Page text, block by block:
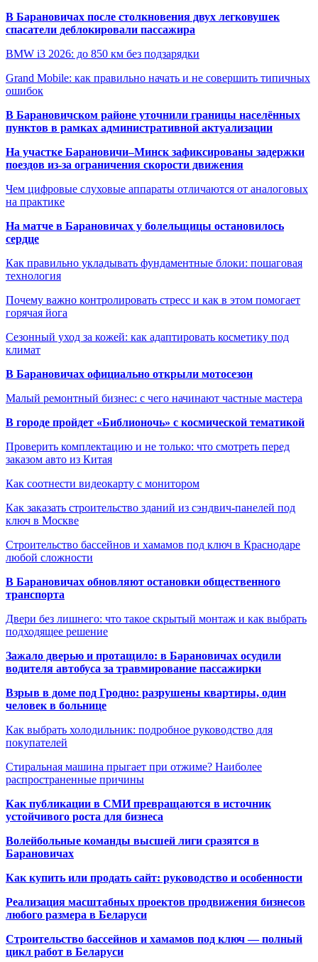
В Барановичах после столкновения двух легковушек
спасатели деблокировали пассажира
BMW i3 2026: до 850 км без подзарядки
Grand Mobile: как правильно начать и не совершить типичных
ошибок
В Барановичском районе уточнили границы населённых
пунктов в рамках административной актуализации
На участке Барановичи–Минск зафиксированы задержки
поездов из-за ограничения скорости движения
Чем цифровые слуховые аппараты отличаются от аналоговых
на практике
На матче в Барановичах у болельщицы остановилось
сердце
Как правильно укладывать фундаментные блоки: пошаговая
технология
Почему важно контролировать стресс и как в этом помогает
горячая йога
Сезонный уход за кожей: как адаптировать косметику под
климат
В Барановичах официально открыли мотосезон
Малый ремонтный бизнес: с чего начинают частные мастера
В городе пройдет «Библионочь» с космической тематикой
Проверить комплектацию и не только: что смотреть перед
заказом авто из Китая
Как соотнести видеокарту с монитором
Как заказать строительство зданий из сэндвич-панелей под
ключ в Москве
Строительство бассейнов и хамамов под ключ в Краснодаре
любой сложности
В Барановичах обновляют остановки общественного
транспорта
Двери без лишнего: что такое скрытый монтаж и как выбрать
подходящее решение
Зажало дверью и протащило: в Барановичах осудили
водителя автобуса за травмирование пассажирки
Взрыв в доме под Гродно: разрушены квартиры, один
человек в больнице
Как выбрать холодильник: подробное руководство для
покупателей
Стиральная машина прыгает при отжиме? Наиболее
распространенные причины
Как публикации в СМИ превращаются в источник
устойчивого роста для бизнеса
Волейбольные команды высшей лиги сразятся в
Барановичах
Как купить или продать сайт: руководство и особенности
Реализация масштабных проектов продвижения бизнесов
любого размера в Беларуси
Строительство бассейнов и хамамов под ключ — полный
цикл работ в Беларуси